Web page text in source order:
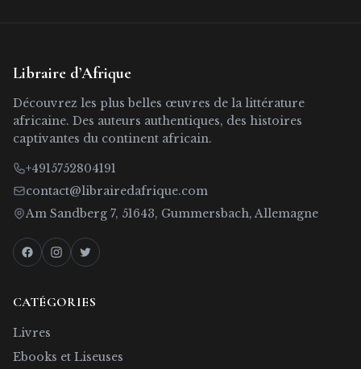
Libraire d’Afrique
Découvrez les plus belles œuvres de la littérature
africaine. Des auteurs authentiques, des histoires
captivantes du continent africain.
+4915752804191
contact@librairedafrique.com
Am Sandberg 7, 51643, Gummersbach, Allemagne
CATÉGORIES
Livres
Ebooks et Liseuses